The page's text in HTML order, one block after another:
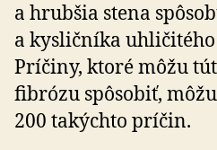
a hrubšia stena
a kysličníka
Príčiny, ktoré môžu
fibrózu spôsobiť,
200 takýchto príčin.